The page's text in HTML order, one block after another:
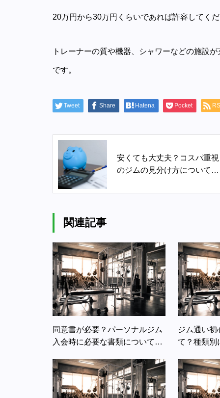
20万円から30万円くらいであれば許容してく
トレーナーの質や機器、シャワーなどの施設
です。
Tweet Share Hatena Pocket
安くても大丈夫？コスパ重視
のジムの見分け方について詳
関連記事
同意書が必要？パーソナルジム
入会時に必要な書類について詳
ジム通い初
て？種類別